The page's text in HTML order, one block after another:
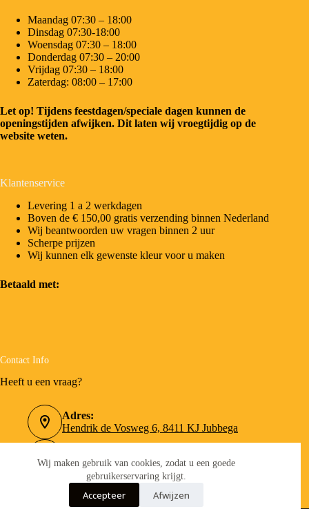
Wij maken gebruik van cookies, zodat u een goede
gebruikerservaring krijgt.
Accepteer Afwijzen
Maandag 07:30 – 18:00
Dinsdag 07:30-18:00
Woensdag 07:30 – 18:00
Donderdag 07:30 – 20:00
Vrijdag 07:30 – 18:00
Zaterdag: 08:00 – 17:00
Let op! Tijdens feestdagen/speciale dagen kunnen de
openingstijden afwijken. Dit laten wij vroegtijdig op de
website weten.
Klantenservice
Levering 1 a 2 werkdagen
Boven de € 150,00 gratis verzending binnen Nederland
Wij beantwoorden uw vragen binnen 2 uur
Scherpe prijzen
Wij kunnen elk gewenste kleur voor u maken
Betaald met:
Contact Info
Heeft u een vraag?
Adres:
Hendrik de Vosweg 6, 8411 KJ Jubbega
0516-462090
Email:
info@verfboer.nl